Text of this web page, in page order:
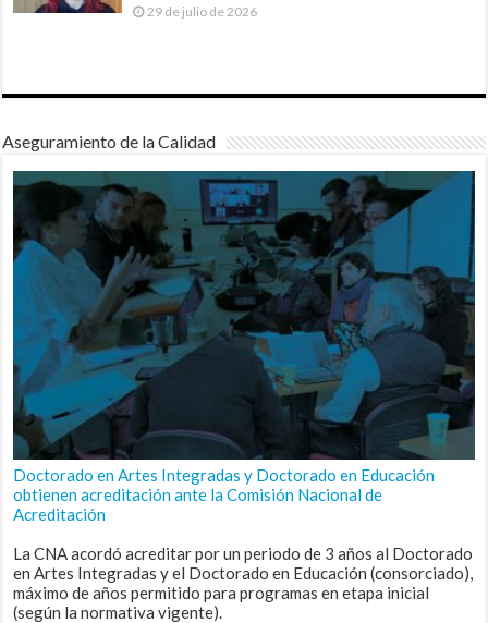
29 de julio de 2026
Aseguramiento de la Calidad
Doctorado en Artes Integradas y Doctorado en Educación
obtienen acreditación ante la Comisión Nacional de
Acreditación
La CNA acordó acreditar por un periodo de 3 años al Doctorado
en Artes Integradas y el Doctorado en Educación (consorciado),
máximo de años permitido para programas en etapa inicial
(según la normativa vigente).